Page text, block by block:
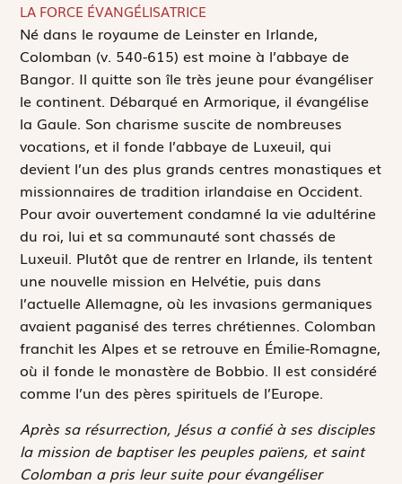
LA FORCE ÉVANGÉLISATRICE
Né dans le royaume de Leinster en Irlande,
Colomban (v. 540-615) est moine à l’abbaye de
Bangor. Il quitte son île très jeune pour évangéliser
le continent. Débarqué en Armorique, il évangélise
la Gaule. Son charisme suscite de nombreuses
vocations, et il fonde l’abbaye de Luxeuil, qui
devient l’un des plus grands centres monastiques et
missionnaires de tradition irlandaise en Occident.
Pour avoir ouvertement condamné la vie adultérine
du roi, lui et sa communauté sont chassés de
Luxeuil. Plutôt que de rentrer en Irlande, ils tentent
une nouvelle mission en Helvétie, puis dans
l’actuelle Allemagne, où les invasions germaniques
avaient paganisé des terres chrétiennes. Colomban
franchit les Alpes et se retrouve en Émilie-Romagne,
où il fonde le monastère de Bobbio. Il est considéré
comme l’un des pères spirituels de l’Europe.
Après sa résurrection, Jésus a confié à ses disciples
la mission de baptiser les peuples païens, et saint
Colomban a pris leur suite pour évangéliser